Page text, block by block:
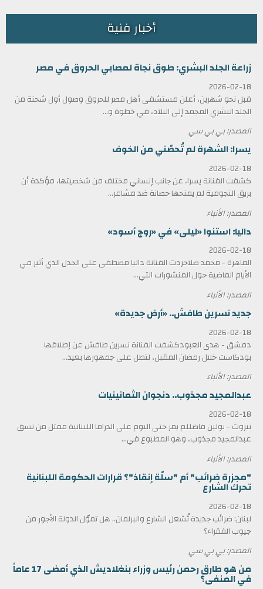
أخبار فنية
زراعة الجلد البشري: طوق نجاة لمصابي الحروق في مصر
2026-02-18
قبل نحو شهرين، أعلن مستشفى أهل مصر للحروق وصول أول شحنة من
الجلد البشري المجمد إلى البلاد، في خطوة و...
المصدر: بي بي سي
يسرا: الشهرة لم تُحصّني من الخوف
2026-02-18
كشفت الفنانة يسرا، عن جانب إنساني مختلف من شخصيتها، مؤكدة أن
بريق النجومية لم يمنحها حصانة ضد مشاعر...
المصدر: الأنباء
داليا: استنوا «ليلى» في «روج أسود»
2026-02-18
القاهرة - محمد صلاحردت الفنانة داليا مصطفى على الجدل الذي أثير في
الأيام الماضية حول المنشورات التي...
المصدر: الأنباء
جديد نسرين طافش.. «أرض جديدة»
2026-02-18
دمشق - هدى العبودكشفت الفنانة نسرين طافش عن إطلاقها
بودكاست خلال رمضان المقبل، لتطل على جمهورها بعيد...
المصدر: الأنباء
عبدالمجيد مجذوب.. دنجوان الثمانينيات
2026-02-18
بيروت - بولين فاضللم يمر حتى اليوم على الدراما اللبنانية ممثل من نسق
عبدالمجيد مجذوب، وهو المطبوع في...
المصدر: الأنباء
"مجزرة ضرائب" أم "سلّة إنقاذ"؟ قرارات الحكومة اللبنانية
تحرك الشارع
2026-02-18
لبنان: ضرائب جديدة تُشعل الشارع والبرلمان.. هل تموّل الدولة الأجور من
جيوب الفقراء؟
المصدر: بي بي سي
من هو طارق رحمن رئيس وزراء بنغلاديش الذي أمضى 17 عاماً
في المنفى؟